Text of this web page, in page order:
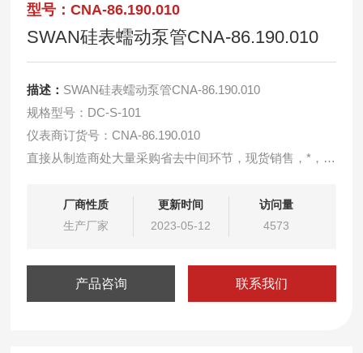
型号：CNA-86.190.010
SWAN硅表蠕动泵管CNA-86.190.010
描述： SWAN硅表蠕动泵管CNA-86.190.010
规格型号：DC-S-101
仪表商订货号：CNA-86.190.010
直接从制造商处大量采购省去中间环节，现货销售，*，供
用于CROPRA型硅酸根分析仪使用的泵管。
用于CROPRA型磷酸根分析仪使用的泵管。
厂商性质
生产厂家
更新时间
2023-05-12
访问量
4573
产品咨询 联系我们